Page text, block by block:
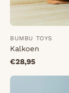
BUMBU TOYS
Kalkoen
€28,95